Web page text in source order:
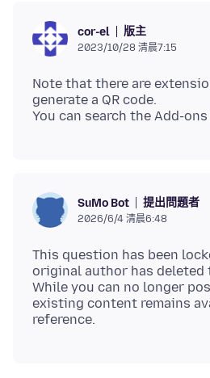
cor-el 版主
2023/10/28 清晨7:15
Note that there are
generate a QR code.
SuMo Bot 提出問題者
2026/6/4 清晨6:48
This question has been
original author has deleted
While you can no longer
existing content remains